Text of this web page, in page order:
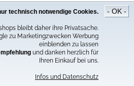
technisch notwendige Cookies.
bleibt daher ihre Privatsache.
zu Marketingzwecken Werbung
einblenden zu lassen
und danken herzlich für
Ihren Einkauf bei uns.
Infos und Datenschutz
- OK -
*